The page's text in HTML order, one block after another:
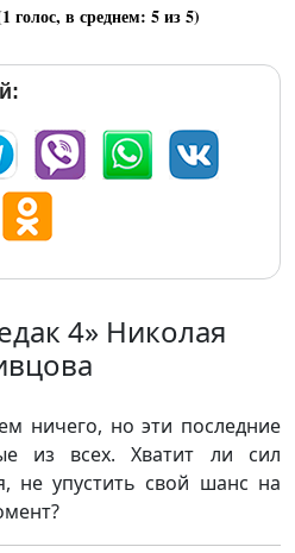
1 голос, в среднем: 5из 5)
4» Николая
ничего, но эти последние
из всех. Хватит ли сил
не упустить свой шанс на